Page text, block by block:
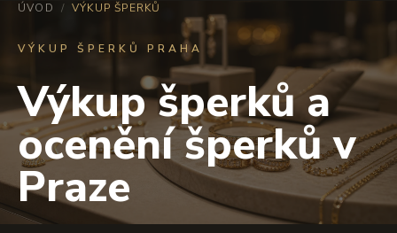
ÚVOD / VÝKUP ŠPERKŮ
VÝKUP ŠPERKŮ PRAHA
Výkup šperků a
ocenění šperků v
Praze